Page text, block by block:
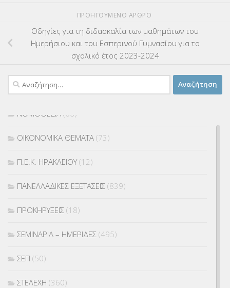
ΠΡΟΗΓΟΎΜΕΝΟ ΆΡΘΡΟ
Οδηγίες για τη διδασκαλία των μαθημάτων του
Ημερήσιου και του Εσπερινού Γυμνασίου για το
σχολικό έτος 2023-2024
Αναζήτηση
για:
ΜΕΤΑΘΕΣΕΙΣ-ΤΟΠΟΘΕΤΗΣΕΙΣ ΒΕΛΤΙΩΣΕΙΣ(319)
ΜΕΤΑΦΟΡΑ ΜΑΘΗΤΩΝ
ΝΟΜΟΘΕΣΙΑ (66)
ΟΙΚΟΝΟΜΙΚΑ ΘΕΜΑΤΑ (73)
Π.Ε.Κ. ΗΡΑΚΛΕΙΟΥ(12)
ΠΑΝΕΛΛΑΔΙΚΕΣ ΕΞΕΤΑΣΕΙΣ (839)
ΠΡΟΚΗΡΥΞΕΙΣ (18)
ΣΕΜΙΝΑΡΙΑ – ΗΜΕΡΙΔΕΣ (495)
ΣΕΠ (50)
ΣΤΕΛΕΧΗ (360)